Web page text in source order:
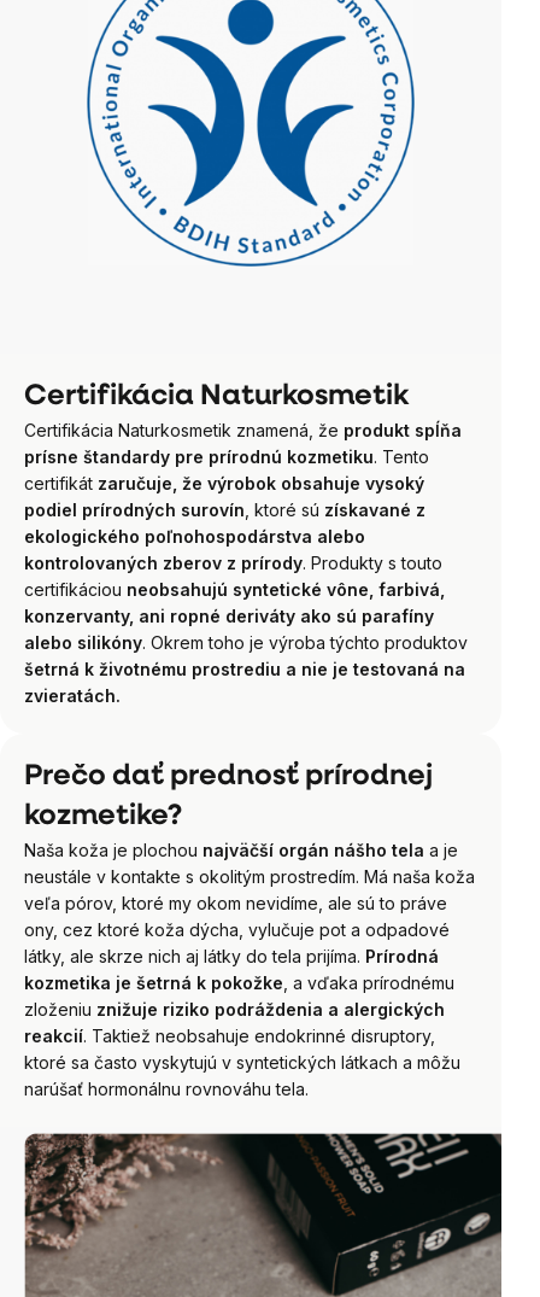
Certifikácia Naturkosmetik
Certifikácia Naturkosmetik znamená, že produkt spĺňa
prísne štandardy pre prírodnú kozmetiku. Tento
certifikát zaručuje, že výrobok obsahuje vysoký
podiel prírodných surovín, ktoré sú získavané z
ekologického poľnohospodárstva alebo
kontrolovaných zberov z prírody. Produkty s touto
certifikáciou neobsahujú syntetické vône, farbivá,
konzervanty, ani ropné deriváty ako sú parafíny
alebo silikóny. Okrem toho je výroba týchto produktov
šetrná k životnému prostrediu a nie je testovaná na
zvieratách.
Prečo dať prednosť prírodnej
kozmetike?
Naša koža je plochou najväčší orgán nášho tela a je
neustále v kontakte s okolitým prostredím. Má naša koža
veľa pórov, ktoré my okom nevidíme, ale sú to práve
ony, cez ktoré koža dýcha, vylučuje pot a odpadové
látky, ale skrze nich aj látky do tela prijíma. Prírodná
kozmetika je šetrná k pokožke, a vďaka prírodnému
zloženiu znižuje riziko podráždenia a alergických
reakcií. Taktiež neobsahuje endokrinné disruptory,
ktoré sa často vyskytujú v syntetických látkach a môžu
narúšať hormonálnu rovnováhu tela.